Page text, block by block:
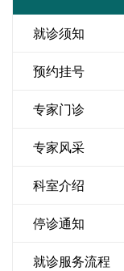
就诊须知
预约挂号
专家门诊
专家风采
科室介绍
停诊通知
就诊服务流程